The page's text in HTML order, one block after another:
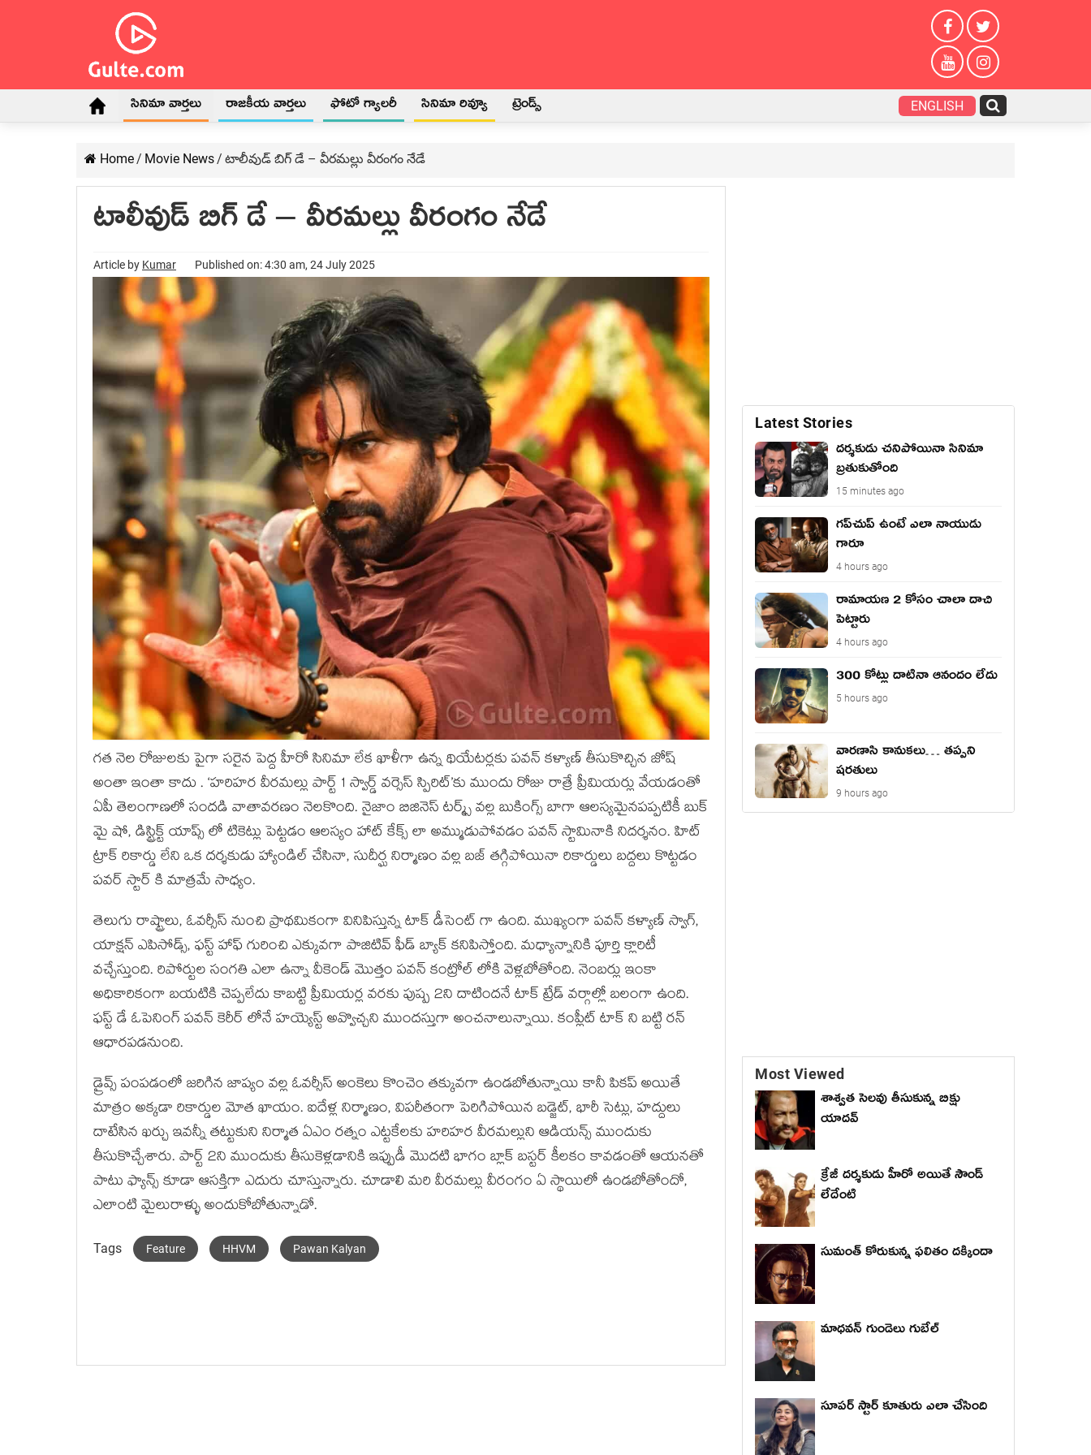
సినిమా వార్తలు రాజకీయ వార్తలు ఫోటో గ్యాలరీ సినిమా రివ్యూ ట్రెండ్స్ ENGLISH
Home/ Movie News/ టాలీవుడ్ బిగ్ డే – వీరమల్లు వీరంగం నేడే
టాలీవుడ్ బిగ్ డే – వీరమల్లు వీరంగం నేడే
Article by Kumar Published on: 4:30 am, 24 July 2025
గత నెల రోజులకు పైగా సరైన పెద్ద హీరో సినిమా లేక ఖాళీగా ఉన్న థియేటర్లకు పవన్ కళ్యాణ్ తీసుకొచ్చిన జోష్
అంతా ఇంతా కాదు . ‘హరిహర వీరమల్లు పార్ట్ 1 స్వార్డ్ వర్సెస్ స్పిరిట్’కు ముందు రోజు రాత్రే ప్రీమియర్లు వేయడంతో
ఏపీ తెలంగాణలో సందడి వాతావరణం నెలకొంది. నైజాం బిజినెస్ టర్మ్స్ వల్ల బుకింగ్స్ బాగా ఆలస్యమైనపప్పటికీ బుక్
మై షో, డిస్ట్రిక్ట్ యాప్స్ లో టికెట్లు పెట్టడం ఆలస్యం హాట్ కేక్స్ లా అమ్ముడుపోవడం పవన్ స్టామినాకి నిదర్శనం. హిట్
ట్రాక్ రికార్డు లేని ఒక దర్శకుడు హ్యాండిల్ చేసినా, సుదీర్ఘ నిర్మాణం వల్ల బజ్ తగ్గిపోయినా రికార్డులు బద్దలు కొట్టడం
పవర్ స్టార్ కి మాత్రమే సాధ్యం.
తెలుగు రాష్ట్రాలు, ఓవర్సీస్ నుంచి ప్రాథమికంగా వినిపిస్తున్న టాక్ డీసెంట్ గా ఉంది. ముఖ్యంగా పవన్ కళ్యాణ్ స్వాగ్,
యాక్షన్ ఎపిసోడ్స్, ఫస్ట్ హాఫ్ గురించి ఎక్కువగా పాజిటివ్ ఫీడ్ బ్యాక్ కనిపిస్తోంది. మధ్యాన్నానికి పూర్తి క్లారిటీ
వచ్చేస్తుంది. రిపోర్టుల సంగతి ఎలా ఉన్నా వీకెండ్ మొత్తం పవన్ కంట్రోల్ లోకి వెళ్లబోతోంది. నెంబర్లు ఇంకా
అధికారికంగా బయటికి చెప్పలేదు కాబట్టి ప్రీమియర్ల వరకు పుష్ప 2ని దాటిందనే టాక్ ట్రేడ్ వర్గాల్లో బలంగా ఉంది.
ఫస్ట్ డే ఓపెనింగ్ పవన్ కెరీర్ లోనే హయ్యెస్ట్ అవ్వొచ్చని ముందస్తుగా అంచనాలున్నాయి. కంప్లీట్ టాక్ ని బట్టి రన్
ఆధారపడనుంది.
డ్రైవ్స్ పంపడంలో జరిగిన జాప్యం వల్ల ఓవర్సీస్ అంకెలు కొంచెం తక్కువగా ఉండబోతున్నాయి కానీ పికప్ అయితే
మాత్రం అక్కడా రికార్డుల మోత ఖాయం. ఐదేళ్ల నిర్మాణం, విపరీతంగా పెరిగిపోయిన బడ్జెట్, భారీ సెట్లు, హద్దులు
దాటేసిన ఖర్చు ఇవన్నీ తట్టుకుని నిర్మాత ఏఎం రత్నం ఎట్టకేలకు హరిహర వీరమల్లుని ఆడియన్స్ ముందుకు
తీసుకొచ్చేశారు. పార్ట్ 2ని ముందుకు తీసుకెళ్లడానికి ఇప్పుడీ మొదటి భాగం బ్లాక్ బస్టర్ కీలకం కావడంతో ఆయనతో
పాటు ఫ్యాన్స్ కూడా ఆసక్తిగా ఎదురు చూస్తున్నారు. చూడాలి మరి వీరమల్లు వీరంగం ఏ స్థాయిలో ఉండబోతోందో,
ఎలాంటి మైలురాళ్ళు అందుకోబోతున్నాడో.
Tags Feature HHVM Pawan Kalyan
Latest Stories
దర్శకుడు చనిపోయినా సినిమా
బ్రతుకుతోంది
15 minutes ago
గప్‌చుప్ ఉంటే ఎలా నాయుడు
గారూ
4 hours ago
రామాయణ 2 కోసం చాలా దాచి
పెట్టారు
4 hours ago
300 కోట్లు దాటినా ఆనందం లేదు
5 hours ago
వారణాసి కానుకలు… తప్పని
షరతులు
9 hours ago
Most Viewed
శాశ్వత సెలవు తీసుకున్న బిక్షు
యాదవ్
క్రేజీ దర్శకుడు హీరో అయితే సౌండ్
లేదేంటి
సుమంత్ కోరుకున్న ఫలితం దక్కిందా
మాధ‌వ‌న్ గుండెలు గుబేల్‌
సూపర్ స్టార్ కూతురు ఎలా చేసింది